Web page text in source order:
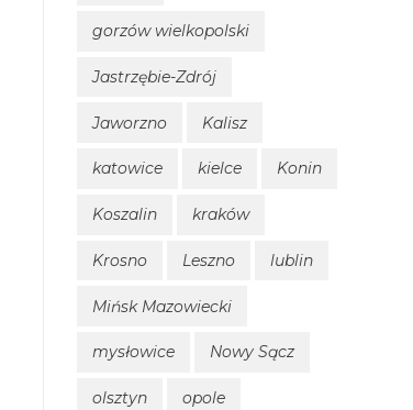
gorzów wielkopolski
Jastrzębie-Zdrój
Jaworzno Kalisz
katowice kielce Konin
Koszalin kraków
Krosno Leszno lublin
Mińsk Mazowiecki
mysłowice Nowy Sącz
olsztyn opole